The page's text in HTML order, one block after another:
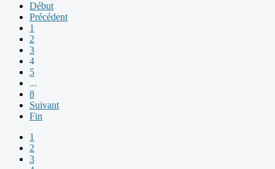
Début
Précédent
1
2
3
4
5
...
8
Suivant
Fin
1
2
3